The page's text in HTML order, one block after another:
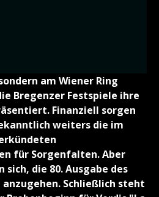
am Wiener Ring
Bregenzer Festspiele ihre
Finanziell sorgen
weiters die im
für Sorgenfalten. Aber
sich, die 80. Ausgabe des
Schließlich steht